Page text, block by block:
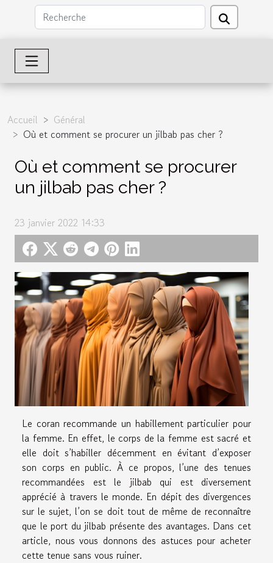
Accueil
Général
Où et comment se procurer un jilbab pas cher ?
Où et comment se procurer
un jilbab pas cher ?
23 janvier 2022 14:33
Le coran recommande un habillement particulier pour
la femme. En effet, le corps de la femme est sacré et
elle doit s’habiller décemment en évitant d’exposer
son corps en public. À ce propos, l’une des tenues
recommandées est le jilbab qui est diversement
apprécié à travers le monde. En dépit des divergences
sur le sujet, l’on se doit tout de même de reconnaître
que le port du jilbab présente des avantages. Dans cet
article, nous vous donnons des astuces pour acheter
cette tenue sans vous ruiner.